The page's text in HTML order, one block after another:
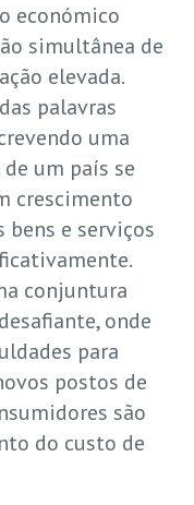
económico
simultânea de
elevada.
palavras
uma
um país se
crescimento
bens e serviços
conjuntura
onde
para
postos de
são
do custo de